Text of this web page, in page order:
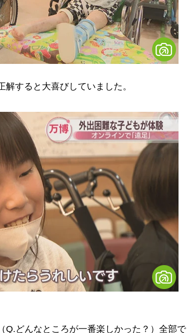
すると大喜びしていました。
Q.どんなところが一番楽しかった？）全部で